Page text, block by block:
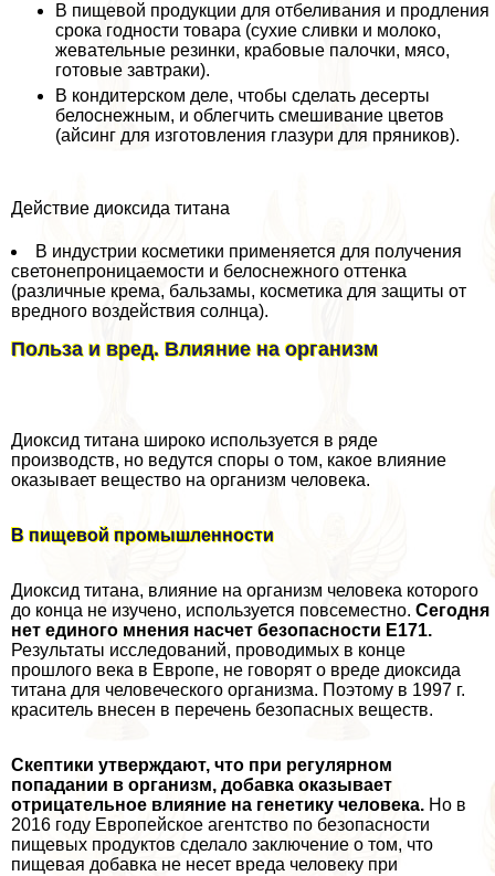
В пищевой продукции для отбеливания и продления
срока годности товара (сухие сливки и молоко,
жевательные резинки, крабовые палочки, мясо,
готовые завтpaки).
В кондитерском деле, чтобы сделать десерты
белоснежным, и облегчить смешивание цветов
(айсинг для изготовления глазури для пряников).
Действие диоксида титана
В индустрии косметики применяется для получения
светонепроницаемости и белоснежного оттенка
(различные крема, бальзамы, косметика для защиты от
вредного воздействия солнца).
Польза и вред. Влияние на организм
Диоксид титана широко используется в ряде
производств, но ведутся споры о том, какое влияние
оказывает вещество на организм человека.
В пищевой промышленности
Диоксид титана, влияние на организм человека которого
до конца не изучено, используется повсеместно. Сегодня
нет единого мнения насчет безопасности Е171.
Результаты исследований, проводимых в конце
прошлого века в Европе, не говорят о вреде диоксида
титана для человеческого организма. Поэтому в 1997 г.
краситель внесен в перечень безопасных веществ.
Скептики утверждают, что при регулярном
попадании в организм, добавка оказывает
отрицательное влияние на генетику человека. Но в
2016 году Европейское агентство по безопасности
пищевых продуктов сделало заключение о том, что
пищевая добавка не несет вреда человеку при